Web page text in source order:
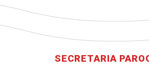
SECRETARIA